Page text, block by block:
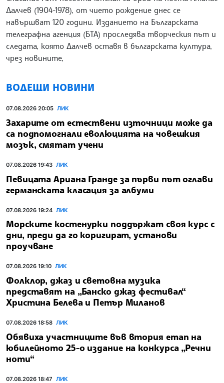
Далчев (1904-1978), от чието рождение днес се
навършват 120 години. Изданието на Българската
телеграфна агенция (БТА) проследява творческия път и
следата, която Далчев оставя в българската култура,
чрез новините,
ВОДЕЩИ НОВИНИ
07.08.2026 20:05 ЛИК
Захарите от естествени източници може да
са подпомогнали еволюцията на човешкия
мозък, смятат учени
07.08.2026 19:43 ЛИК
Певицата Ариана Гранде за първи път оглави
германската класация за албуми
07.08.2026 19:24 ЛИК
Морските костенурки поддържат своя курс с
дни, преди да го коригират, установи
проучване
07.08.2026 19:10 ЛИК
Фолклор, джаз и световна музика
представят на „Банско джаз фестивал“
Христина Белева и Петър Миланов
07.08.2026 18:58 ЛИК
Обявиха участниците във втория етап на
юбилейното 25-о издание на конкурса „Речни
ноти“
07.08.2026 18:47 ЛИК